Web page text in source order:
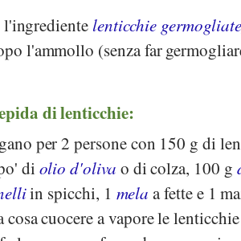
lenticchie
l'ammollo (senza far
di lenticchie:
per 2 persone con 150 g di
di olio d'oliva o di colza, 100 g
in spicchi, 1 mela a fette e 1
cuocere a vapore le